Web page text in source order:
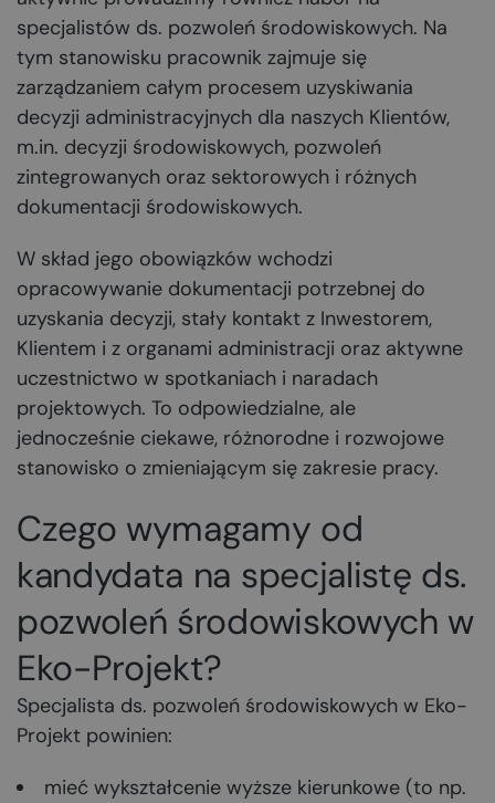
specjalistów ds. pozwoleń środowiskowych. Na
tym stanowisku pracownik zajmuje się
zarządzaniem całym procesem uzyskiwania
decyzji administracyjnych dla naszych Klientów,
m.in. decyzji środowiskowych, pozwoleń
zintegrowanych oraz sektorowych i różnych
dokumentacji środowiskowych.
W skład jego obowiązków wchodzi
opracowywanie dokumentacji potrzebnej do
uzyskania decyzji, stały kontakt z Inwestorem,
Klientem i z organami administracji oraz aktywne
uczestnictwo w spotkaniach i naradach
projektowych. To odpowiedzialne, ale
jednocześnie ciekawe, różnorodne i rozwojowe
stanowisko o zmieniającym się zakresie pracy.
Czego wymagamy od
kandydata na specjalistę ds.
pozwoleń środowiskowych w
Eko-Projekt?
Specjalista ds. pozwoleń środowiskowych w Eko-
Projekt powinien:
mieć wykształcenie wyższe kierunkowe (to np.